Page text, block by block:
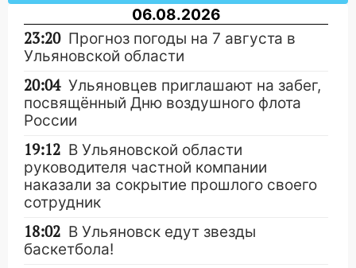
06.08.2026
23:20 Прогноз погоды на 7 августа в
Ульяновской области
20:04 Ульяновцев приглашают на забег,
посвящённый Дню воздушного флота
России
19:12 В Ульяновской области
руководителя частной компании
наказали за сокрытие прошлого своего
сотрудник
18:02 В Ульяновск едут звезды
баскетбола!